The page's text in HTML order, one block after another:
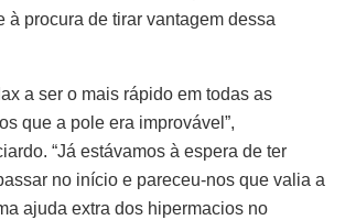
à procura de tirar vantagem dessa
a ser o mais rápido em todas as
que a pole era improvável”,
“Já estávamos à espera de ter
no início e pareceu-nos que valia a
ajuda extra dos hipermacios no